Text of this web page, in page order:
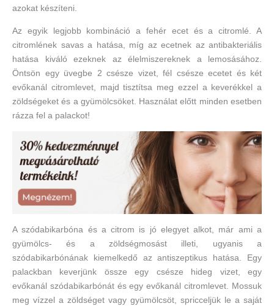
azokat készíteni.
Az egyik legjobb kombináció a fehér ecet és a citromlé. A
citromlének savas a hatása, míg az ecetnek az antibakteriális
hatása kiváló ezeknek az élelmiszereknek a lemosásához.
Öntsön egy üvegbe 2 csésze vizet, fél csésze ecetet és két
evőkanál citromlevet, majd tisztítsa meg ezzel a keverékkel a
zöldségeket és a gyümölcsöket. Használat előtt minden esetben
rázza fel a palackot!
A szódabikarbóna és a citrom is jó elegyet alkot, már ami a
gyümölcs- és a zöldségmosást illeti, ugyanis a
szódabikarbónának kiemelkedő az antiszeptikus hatása. Egy
palackban keverjünk össze egy csésze hideg vizet, egy
evőkanál szódabikarbónát és egy evőkanál citromlevet. Mossuk
meg vízzel a zöldséget vagy gyümölcsöt, spricceljük le a saját